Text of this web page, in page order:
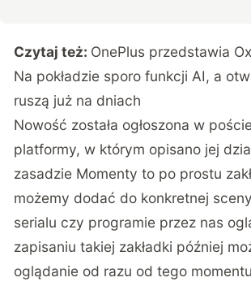
Czytaj też: OnePlus przedstawia
Na pokładzie sporo funkcji AI, a
ruszą już na dniach
Nowość została ogłoszona w
platformy, w którym opisano jej
zasadzie Momenty to po prostu
możemy dodać do konkretnej
serialu czy programie przez nas
zapisaniu takiej zakładki później
oglądanie od razu od tego